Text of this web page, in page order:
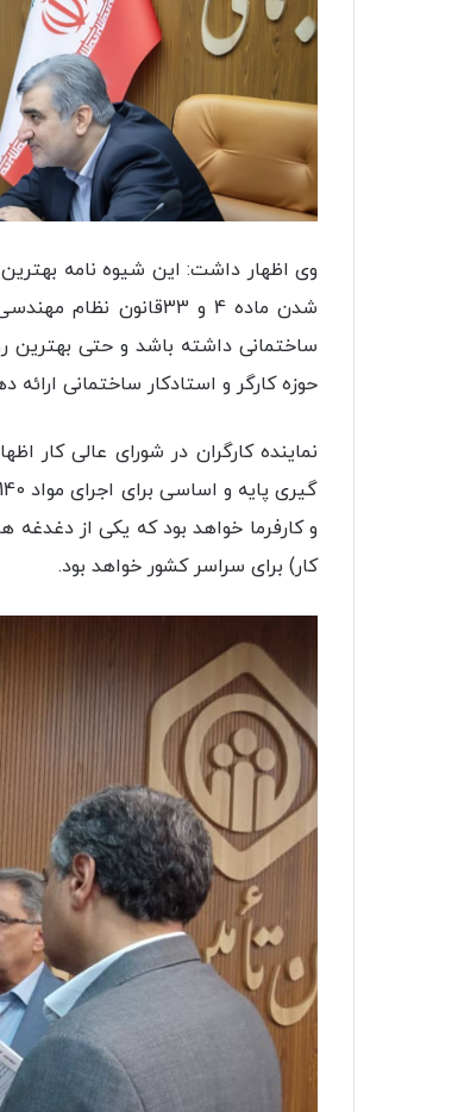
وی اظهار داشت: این شیوه نامه
شدن ماده 4 و 33قانون
ساختمانی داشته باشد و حتی
حوزه کارگر و استادکار ساختمانی
نماینده کارگران در شورای عالی
کار) برای سراسر کشور خواهد بود.